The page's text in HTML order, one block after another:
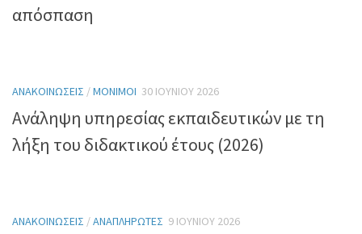
απόσπαση
ΑΝΑΚΟΙΝΏΣΕΙΣ /ΜΌΝΙΜΟΙ 30 ΙΟΥΝΊΟΥ 2026
Ανάληψη υπηρεσίας εκπαιδευτικών με τη
λήξη του διδακτικού έτους (2026)
ΑΝΑΚΟΙΝΏΣΕΙΣ /ΑΝΑΠΛΗΡΩΤΈΣ 9 ΙΟΥΝΊΟΥ 2026